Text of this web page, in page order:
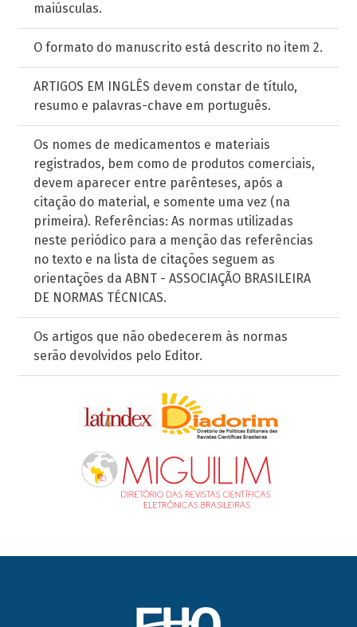
maiúsculas.
O formato do manuscrito está descrito no item 2.
ARTIGOS EM INGLÊS devem constar de título,
resumo e palavras-chave em português.
Os nomes de medicamentos e materiais
registrados, bem como de produtos comerciais,
devem aparecer entre parênteses, após a
citação do material, e somente uma vez (na
primeira). Referências: As normas utilizadas
neste periódico para a menção das referências
no texto e na lista de citações seguem as
orientações da ABNT - ASSOCIAÇÃO BRASILEIRA
DE NORMAS TÉCNICAS.
Os artigos que não obedecerem às normas
serão devolvidos pelo Editor.